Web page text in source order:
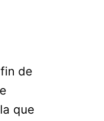
de
que